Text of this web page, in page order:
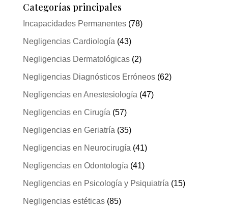
Categorías principales
Incapacidades Permanentes(78)
Negligencias Cardiología (43)
Negligencias Dermatológicas(2)
Negligencias Diagnósticos Erróneos(62)
Negligencias en Anestesiología (47)
Negligencias en Cirugía (57)
Negligencias en Geriatría (35)
Negligencias en Neurocirugía (41)
Negligencias en Odontología (41)
Negligencias en Psicología y Psiquiatría (15)
Negligencias estéticas(85)